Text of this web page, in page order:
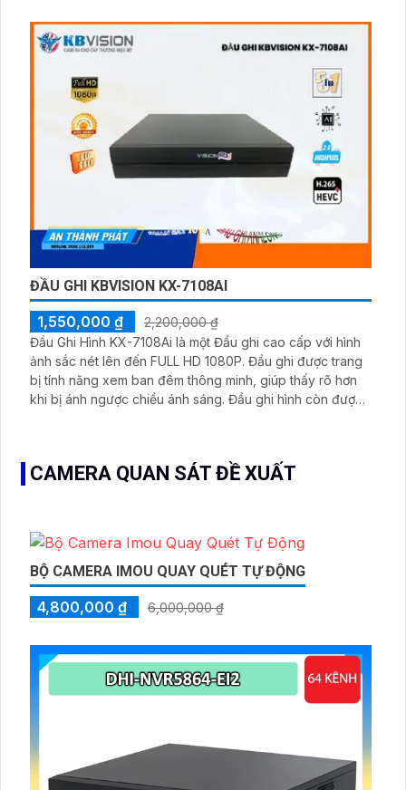
hợp trong camera giúp cải thiện chất lượng hình ảnh ban
đêm với khả năng nhìn rõ ràng trong khoảng cách lên
ĐẦU GHI KBVISION KX-7108AI
1,550,000 ₫
2,200,000 ₫
Đầu Ghi Hình KX-7108Ai là một Đầu ghi cao cấp với hình
ảnh sắc nét lên đến FULL HD 1080P. Đầu ghi được trang
bị tính năng xem ban đêm thông minh, giúp thấy rõ hơn
khi bị ánh ngược chiều ánh sáng. Đầu ghi hình còn được
CAMERA QUAN SÁT ĐỀ XUẤT
BỘ CAMERA IMOU QUAY QUÉT TỰ ĐỘNG
4,800,000 ₫ 6,000,000 ₫